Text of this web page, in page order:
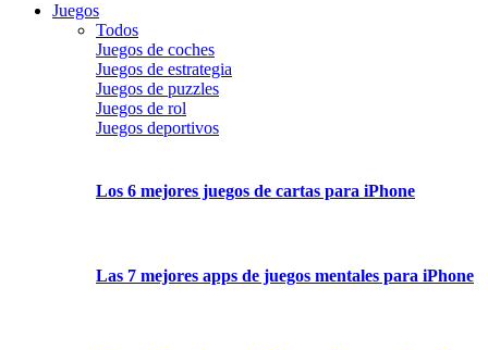
Juegos
Todos
Juegos de coches
Juegos de estrategia
Juegos de puzzles
Juegos de rol
Juegos deportivos
Los 6 mejores juegos de cartas para iPhone
Las 7 mejores apps de juegos mentales para iPhone